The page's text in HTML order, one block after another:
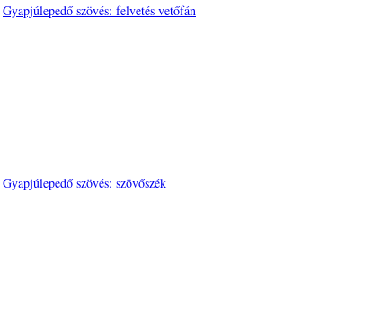
Gyapjúlepedő szövés: felvetés vetőfán
Gyapjúlepedő szövés: szövőszék